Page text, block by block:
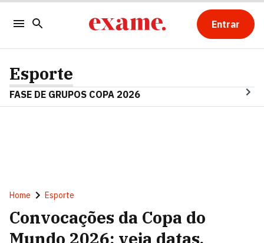
Entrar
Esporte
FASE DE GRUPOS COPA 2026
Home Esporte
Convocações da Copa do
Mundo 2026: veja datas,